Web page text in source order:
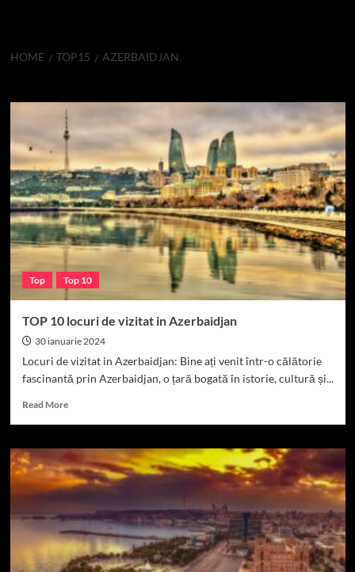
HOME TOP15 AZERBAIDJAN
Top Top 10
TOP 10 locuri de vizitat in Azerbaidjan
30 ianuarie 2024
Locuri de vizitat in Azerbaidjan: Bine ați venit într-o călătorie
fascinantă prin Azerbaidjan, o țară bogată în istorie, cultură și...
Read MoreRead
TOP
10
locuri
de
in
Azerbaidjan